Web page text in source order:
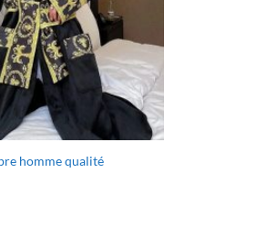
homme qualité